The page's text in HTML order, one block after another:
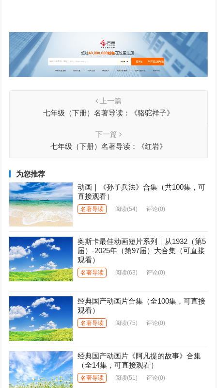
上一篇
七年级（下册）名著导读：《骆驼祥子》
下一篇
七年级（下册）名著导读：《红岩》
为您推荐
动画｜《孙子兵法》合集（共100集，可
直接观看）
名著导读 阅读(54) 评论(0)
奥斯卡最佳动画短片系列｜从1932（第5
届）-2025年（第97届）大合集（可直接
观看）
名著导读 阅读(63) 评论(0)
经典国产动画片合集（全100集，可直接
观看）
名著导读 阅读(75) 评论(0)
经典国产动画片《阿凡提的故事》合集
（全14集，可直接观看）
名著导读 阅读(51) 评论(0)